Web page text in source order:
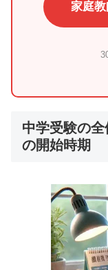
家庭
中学受験の
の開始時期